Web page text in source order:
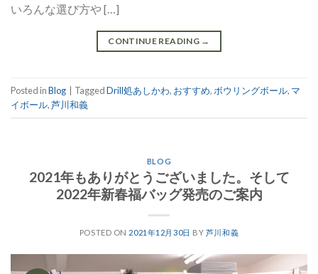
いろんな選び方や […]
CONTINUE READING →
Posted inBlog TaggedDrill処あしかわ, おすすめ, ボウリングボール, マ
イボール,芦川和義
BLOG
2021年もありがとうございました。そして
2022年新春福バッグ発売のご案内
POSTED ON 2021年12月30日 BY 芦川和義